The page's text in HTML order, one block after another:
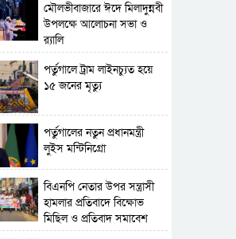
মৌলভীবাজারে ঈদে মিলাদুন্নবী
উপলক্ষে আলোচনা সভা ও
র‍্যালি
পর্তুগালে ট্রাম লাইনচ্যুত হয়ে
১৫ জনের মৃত্যু
পর্তুগালের নতুন প্রধানমন্ত্রী
লুইস মন্টিনিগ্রো
বিএনপি নেতার উপর সন্ত্রাসী
হামলার প্রতিবাদে বিক্ষোভ
মিছিল ও প্রতিবাদ সমাবেশ